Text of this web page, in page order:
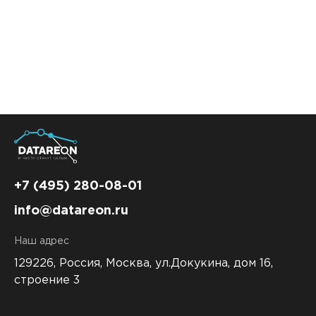
+7 (495) 280-08-01
info@datareon.ru
Наш адрес
129226, Россия, Москва, ул.Докукина, дом 16,
строение 3